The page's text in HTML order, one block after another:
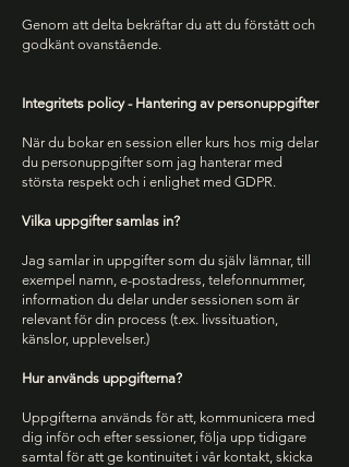
Genom att delta bekräftar du att du förstått och
godkänt ovanstående.
Integritets policy - Hantering av personuppgifter
När du bokar en session eller kurs hos mig delar
du personuppgifter som jag hanterar med
största respekt och i enlighet med GDPR.
Vilka uppgifter samlas in?
Jag samlar in uppgifter som du själv lämnar, till
exempel namn, e-postadress, telefonnummer,
information du delar under sessionen som är
relevant för din process (t.ex. livssituation,
känslor, upplevelser.)
Hur används uppgifterna?
Uppgifterna används för att, kommunicera med
dig inför och efter sessioner, följa upp tidigare
samtal för att ge kontinuitet i vår kontakt, skicka